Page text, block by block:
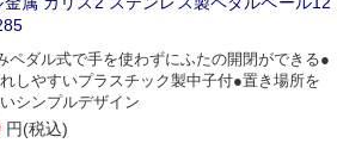
ペダル式で手を使わずにふたの開閉ができる●
しやすいプラスチック製中子付●置き場所を
シンプルデザイン
円(税込)